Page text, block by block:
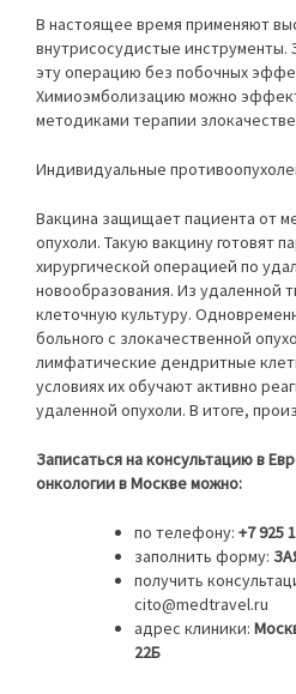
В настоящее время применяют
внутрисосудистые инструменты.
эту операцию без побочных
Химиоэмболизацию можно
методиками терапии
Индивидуальные
Вакцина защищает пациента от
опухоли. Такую вакцину готовят
хирургической операцией по
новообразования. Из удаленной
клеточную культуру.
больного с злокачественной
лимфатические дендритные
условиях их обучают активно
удаленной опухоли. В итоге,
Записаться на консультацию в
онкологии в Москве можно:
по телефону: +7 925
заполнить форму:
получить
cito@medtravel.ru
адрес клиники:
22Б